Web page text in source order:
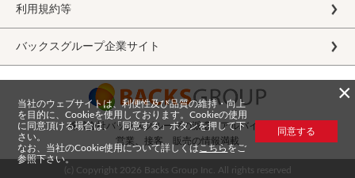
利用規約等
バックスグループ企業サイト
株式会社バックスグループの派遣・アルバイト求人
営業、接客、販売の情報満載
(c) Copyright 2026 Backs Group Inc. All rights reserved
×
当社のウェブサイトは、利便性及び品質の維持・向上
を目的に、Cookieを使用しております。Cookieの使用
に同意頂ける場合は、「同意する」ボタンを押して下
さい。
なお、当社のCookie使用について詳しくは こちらをご
参照下さい。
同意する